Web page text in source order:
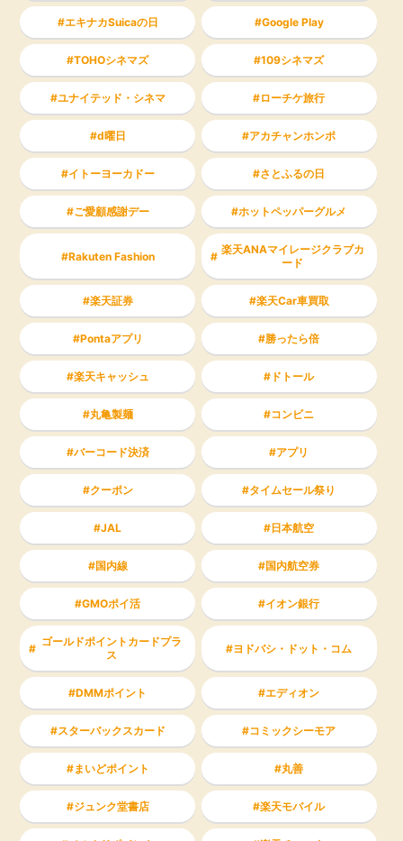
エキナカSuicaの日 Google Play
TOHOシネマズ 109シネマズ
ユナイテッド・シネマ ローチケ旅行
d曜日 アカチャンホンポ
イトーヨーカドー さとふるの日
ご愛顧感謝デー ホットペッパーグルメ
Rakuten Fashion
楽天ANAマイレージクラブカ
ード
楽天証券 楽天Car車買取
Pontaアプリ 勝ったら倍
楽天キャッシュ ドトール
丸亀製麺 コンビニ
バーコード決済 アプリ
クーポン タイムセール祭り
JAL 日本航空
国内線 国内航空券
GMOポイ活 イオン銀行
ゴールドポイントカードプラ
ス
ヨドバシ・ドット・コム
DMMポイント エディオン
スターバックスカード コミックシーモア
まいどポイント 丸善
ジュンク堂書店 楽天モバイル